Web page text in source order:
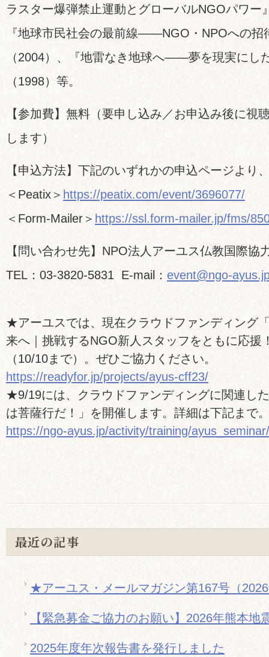
ラスター爆弾禁止運動とグローバルNGOパワー
『地球市民社会の最前線――NGO・NPOへの招
（2004）、『地雷なき地球へ――夢を現実にし
（1998）等。
【参加費】無料（要申し込み／お申込み後に視
します）
【申込方法】下記のいずれかの申込ページより
＜Peatix＞ https://peatix.com/event/3696077/
＜Form-Mailer＞ https://ssl.form-mailer.jp/fms/
【問い合わせ先】NPO法人アーユス仏教国際協
TEL：03-3820-5831 E-mail： event@ngo-
★アーユスでは、現在クラウドファンディング
来へ｜挑戦するNGO新人スタッフをともに応援
（10/10まで）。ぜひご協力ください。
https://readyfor.jp/projects/ayus-cff23/
★9/19には、クラウドファンディングに関連し
は菩薩行だ！」を開催します。詳細は下記まで
https://ngo-ayus.jp/activity/training/
最近の記事
★アーユス・メールマガジン第167号（
【緊急募金ご協力のお願い】2026年熊本地
2025年度年次報告書を発行しました